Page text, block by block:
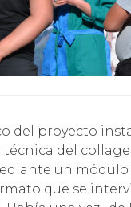
técnica del
un módulo
que se